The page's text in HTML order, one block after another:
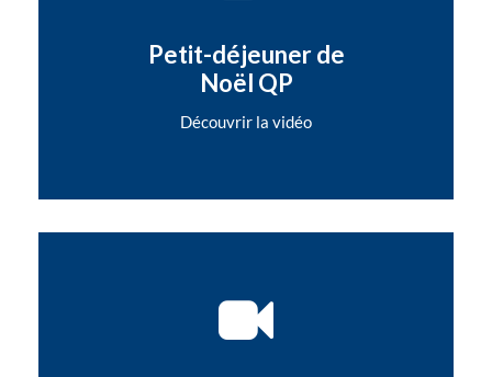
Petit-déjeuner de
Noël QP
Découvrir la vidéo